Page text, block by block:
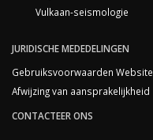
Vulkaan-seismologie
JURIDISCHE MEDEDELINGEN
Gebruiksvoorwaarden Website
Afwijzing van aansprakelijkheid
CONTACTEER ONS